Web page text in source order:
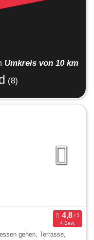
Umkreis von 10 km
(8)
4 Bew.
gehen, Terrasse,